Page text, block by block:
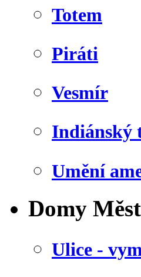
Totem
Piráti
Vesmír
Indiánský
Umění
Domy
Ulice -